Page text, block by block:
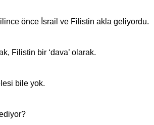
önce İsrail ve Filistin akla geliyordu.
Filistin bir ‘dava’ olarak.
bile yok.